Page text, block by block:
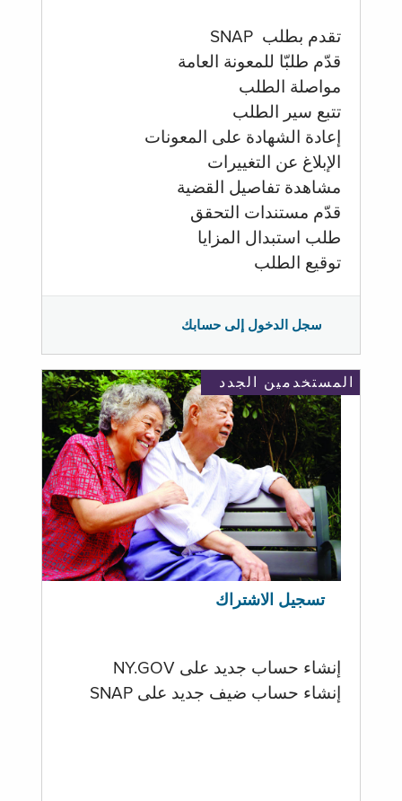
تقدم بطلب SNAP
قدّم طلبّا للمعونة العامة
مواصلة الطلب
تتبع سير الطلب
إعادة الشهادة على المعونات
الإبلاغ عن التغييرات
مشاهدة تفاصيل القضية
قدّم مستندات التحقق
طلب استبدال المزايا
توقيع الطلب
سجل الدخول إلى حسابك
المستخدمين الجدد
تسجيل الاشتراك
إنشاء حساب جديد على NY.GOV
إنشاء حساب ضيف جديد على SNAP